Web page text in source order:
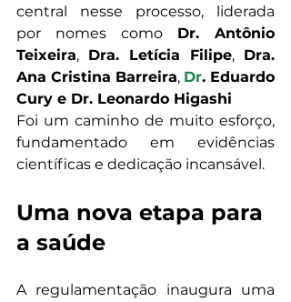
central nesse processo, liderada
por nomes como Dr. Antônio
Teixeira, Dra. Letícia Filipe, Dra.
Ana Cristina Barreira, Dr. Eduardo
Cury e Dr. Leonardo Higashi
Foi um caminho de muito esforço,
fundamentado em evidências
científicas e dedicação incansável.
Uma nova etapa para
a saúde